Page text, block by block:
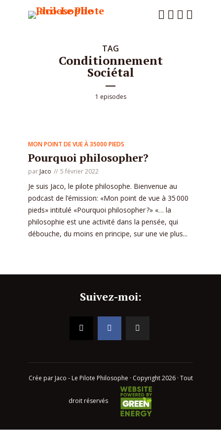
TAG
Conditionnement
Sociétal
1 episodes
MON POINT DE VUE À 35000 PIEDS
Pourquoi philosopher?
par Jaco 5 février 2022
Je suis Jaco, le pilote philosophe. Bienvenue au
podcast de l’émission: «Mon point de vue à 35 000
pieds» intitulé «Pourquoi philosopher ?» «… la
philosophie est une activité dans la pensée, qui
débouche, du moins en principe, sur une vie plus...
Suivez-moi:
Crée par Jaco - Le Pilote Philosophe · Copyright 2026 · Tout
droit réservés